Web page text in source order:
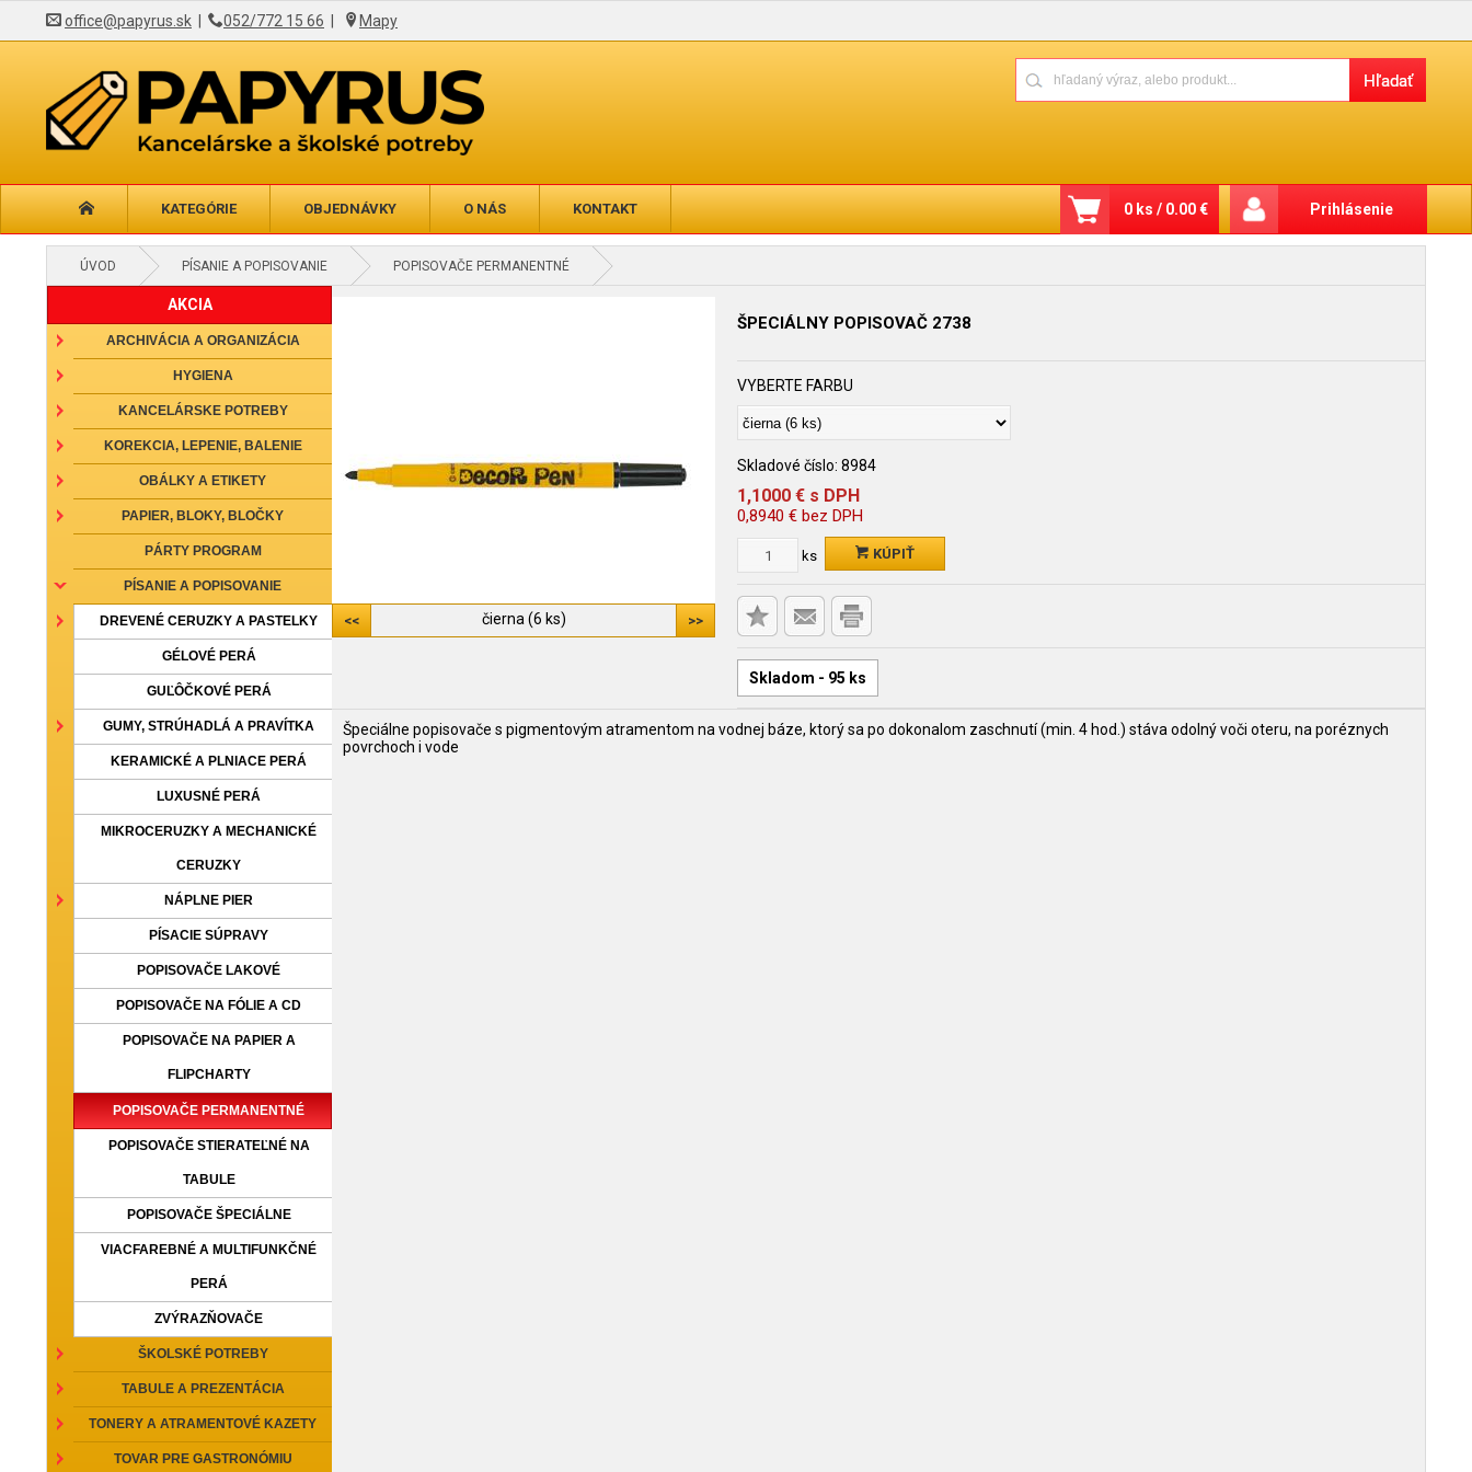
office@papyrus.sk 052/772 15 66 Mapy
KATEGÓRIE OBJEDNÁVKY O NÁS KONTAKT Prihlásenie
0 ks / 0.00 €
ÚVOD PÍSANIE A POPISOVANIE POPISOVAČE PERMANENTNÉ
AKCIA
ARCHIVÁCIA A ORGANIZÁCIA
HYGIENA
KANCELÁRSKE POTREBY
KOREKCIA, LEPENIE, BALENIE
OBÁLKY A ETIKETY
PAPIER, BLOKY, BLOČKY
PÁRTY PROGRAM
PÍSANIE A POPISOVANIE
DREVENÉ CERUZKY A PASTELKY
GÉLOVÉ PERÁ
GUĽÔČKOVÉ PERÁ
GUMY, STRÚHADLÁ A PRAVÍTKA
KERAMICKÉ A PLNIACE PERÁ
LUXUSNÉ PERÁ
MIKROCERUZKY A MECHANICKÉ
CERUZKY
NÁPLNE PIER
PÍSACIE SÚPRAVY
POPISOVAČE LAKOVÉ
POPISOVAČE NA FÓLIE A CD
POPISOVAČE NA PAPIER A
FLIPCHARTY
POPISOVAČE PERMANENTNÉ
POPISOVAČE STIERATEĽNÉ NA
TABULE
POPISOVAČE ŠPECIÁLNE
VIACFAREBNÉ A MULTIFUNKČNÉ
PERÁ
ZVÝRAZŇOVAČE
ŠKOLSKÉ POTREBY
TABULE A PREZENTÁCIA
TONERY A ATRAMENTOVÉ KAZETY
TOVAR PRE GASTRONÓMIU
čierna (6 ks)
ŠPECIÁLNY POPISOVAČ 2738
VYBERTE FARBU
Skladové číslo: 8984
1,1000 € s DPH
0,8940 € bez DPH
ks KÚPIŤ
Skladom - 95 ks
Špeciálne popisovače s pigmentovým atramentom na vodnej báze, ktorý sa po dokonalom zaschnutí (min. 4 hod.) stáva odolný voči oteru, na poréznych
povrchoch i vode